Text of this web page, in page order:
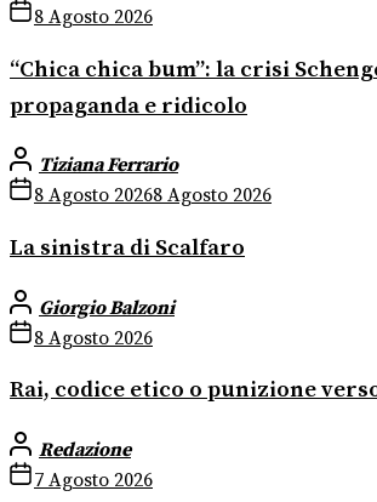
8 Agosto 2026
“Chica chica bum”: la crisi
propaganda e ridicolo
Tiziana Ferrario
8 Agosto 20268 Agosto 2026
La sinistra di Scalfaro
Giorgio Balzoni
8 Agosto 2026
Rai, codice etico o punizione
Redazione
7 Agosto 2026